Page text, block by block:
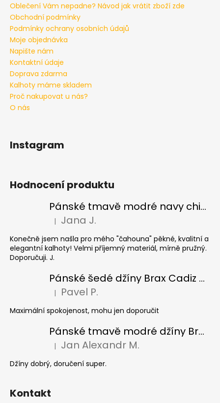
Oblečení Vám nepadne? Návod jak vrátit zboží zde
Obchodní podmínky
Podmínky ochrany osobních údajů
Moje objednávka
Napište nám
Kontaktní údaje
Doprava zdarma
Kalhoty máme skladem
Proč nakupovat u nás?
O nás
Instagram
Hodnocení produktu
Pánské tmavě modré navy chinos Ed Baxter, prodloužené
Hodnocení produktu je 5 z 5 hvězdiček.
| Jana J.
Konečně jsem našla pro mého "čahouna" pěkné, kvalitní a
elegantní kalhoty! Velmi příjemný materiál, mírně pružný.
Doporučuji. J.
Pánské šedé džíny Brax Cadiz Grey smoke, prodloužené
Hodnocení produktu je 5 z 5 hvězdiček.
| Pavel P.
Maximální spokojenost, mohu jen doporučit
Pánské tmavě modré džíny Brax Cadiz Dark blue, prodloužené
Hodnocení produktu je 5 z 5 hvězdiček.
| Jan Alexandr M.
Džíny dobrý, doručení super.
Kontakt